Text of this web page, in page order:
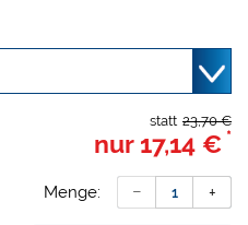
23,70 €
statt
nur 17,14 € *
Menge: